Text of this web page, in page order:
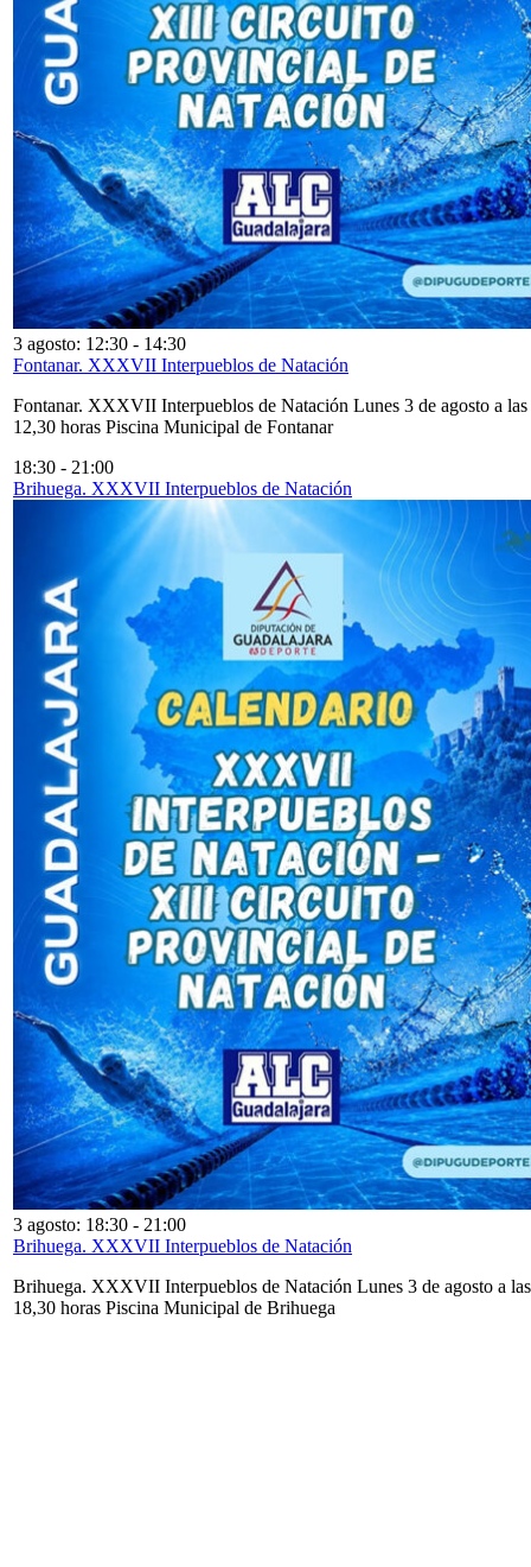
3 agosto: 12:30 - 14:30
Fontanar. XXXVII Interpueblos de Natación
Fontanar. XXXVII Interpueblos de Natación Lunes 3 de agosto a las
12,30 horas Piscina Municipal de Fontanar
18:30 - 21:00
Brihuega. XXXVII Interpueblos de Natación
3 agosto: 18:30 - 21:00
Brihuega. XXXVII Interpueblos de Natación
Brihuega. XXXVII Interpueblos de Natación Lunes 3 de agosto a las
18,30 horas Piscina Municipal de Brihuega